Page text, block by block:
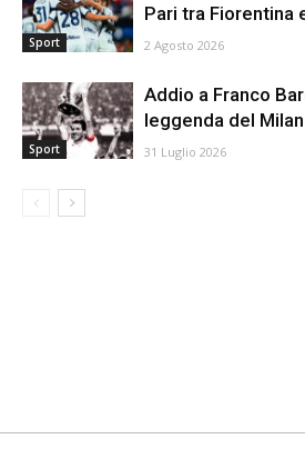
Sport
Pari tra Fiorentina
2 Agosto 2026
Sport
Addio a Franco
leggenda del Milan
31 Luglio 2026